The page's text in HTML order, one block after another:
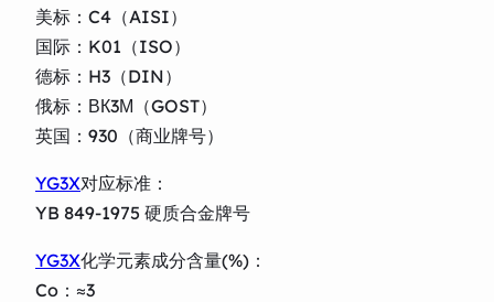
美标：C4（AISI）
国际：K01（ISO）
德标：H3（DIN）
俄标：ВК3М（GOST）
英国：930（商业牌号）
YG3X对应标准：
YB 849-1975 硬质合金牌号
YG3X化学元素成分含量(%)：
Co：≈3